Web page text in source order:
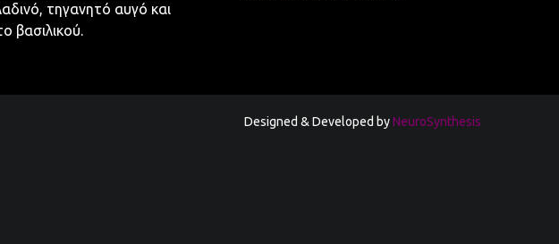
τηγανητό αυγό και
βασιλικού.
Designed & Developed byNeuroSynthesis